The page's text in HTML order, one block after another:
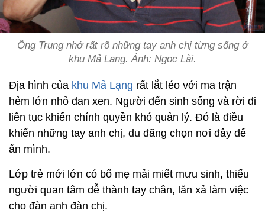
Ông Trung nhớ rất rõ những tay anh chị từng sống ở
khu Mả Lạng. Ảnh: Ngọc Lài.
Địa hình của khu Mả Lạng rất lắt léo với ma trận
hẻm lớn nhỏ đan xen. Người đến sinh sống và rời đi
liên tục khiến chính quyền khó quản lý. Đó là điều
khiến những tay anh chị, du đãng chọn nơi đây để
ẩn mình.
Lớp trẻ mới lớn có bố mẹ mải miết mưu sinh, thiếu
người quan tâm dễ thành tay chân, lăn xả làm việc
cho đàn anh đàn chị.